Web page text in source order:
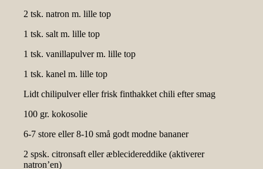
2 tsk. natron m. lille top
1 tsk. salt m. lille top
1 tsk. vanillapulver m. lille top
1 tsk. kanel m. lille top
Lidt chilipulver eller frisk finthakket chili efter smag
100 gr. kokosolie
6-7 store eller 8-10 små godt modne bananer
2 spsk. citronsaft eller æblecidereddike (aktiverer
natron’en)